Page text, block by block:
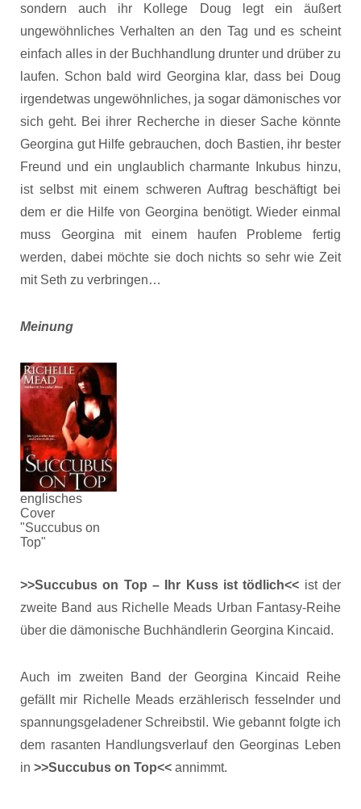
sondern auch ihr Kollege Doug legt ein äußert
ungewöhnliches Verhalten an den Tag und es scheint
einfach alles in der Buchhandlung drunter und drüber zu
laufen. Schon bald wird Georgina klar, dass bei Doug
irgendetwas ungewöhnliches, ja sogar dämonisches vor
sich geht. Bei ihrer Recherche in dieser Sache könnte
Georgina gut Hilfe gebrauchen, doch Bastien, ihr bester
Freund und ein unglaublich charmante Inkubus hinzu,
ist selbst mit einem schweren Auftrag beschäftigt bei
dem er die Hilfe von Georgina benötigt. Wieder einmal
muss Georgina mit einem haufen Probleme fertig
werden, dabei möchte sie doch nichts so sehr wie Zeit
mit Seth zu verbringen…
Meinung
englisches
Cover
"Succubus on
Top"
>>Succubus on Top – Ihr Kuss ist tödlich<< ist der
zweite Band aus Richelle Meads Urban Fantasy-Reihe
über die dämonische Buchhändlerin Georgina Kincaid.
Auch im zweiten Band der Georgina Kincaid Reihe
gefällt mir Richelle Meads erzählerisch fesselnder und
spannungsgeladener Schreibstil. Wie gebannt folgte ich
dem rasanten Handlungsverlauf den Georginas Leben
in >>Succubus on Top<< annimmt.